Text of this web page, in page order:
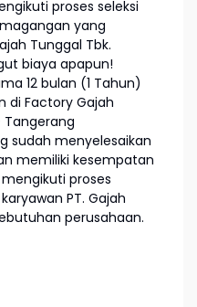
proses seleksi
yang
Tunggal Tbk.
biaya apapun!
12 bulan (1 Tahun)
di Factory Gajah
sudah menyelesaikan
memiliki kesempatan
proses
PT. Gajah
perusahaan.